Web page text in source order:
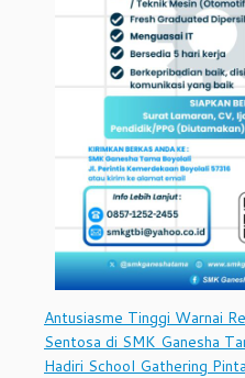
Antusiasme Tinggi Warnai
Sentosa di SMK Ganesha
Hadiri School Gathering